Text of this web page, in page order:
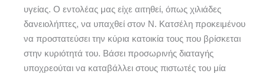
υγείας. Ο εντολέας μας είχε αιτηθεί, όπως χιλιάδες
δανειολήπτες, να υπαχθεί στον Ν. Κατσέλη προκειμένου
να προστατεύσει την κύρια κατοικία τους που βρίσκεται
στην κυριότητά του. Βάσει προσωρινής διαταγής
υποχρεούται να καταβάλλει στους πιστωτές του μία